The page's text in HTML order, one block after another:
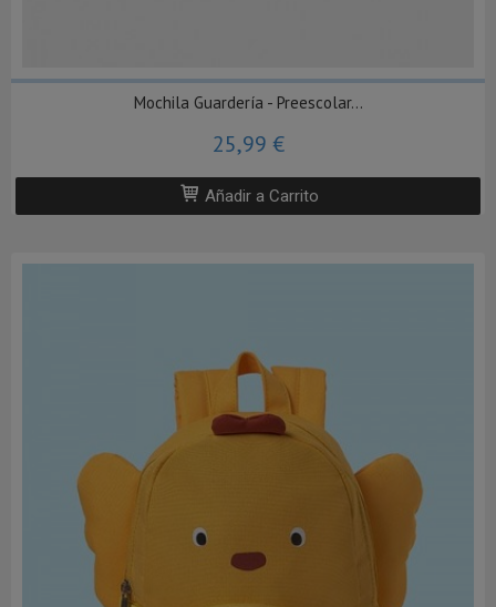
Mochila Guardería - Preescolar...
25,99 €
Añadir a Carrito